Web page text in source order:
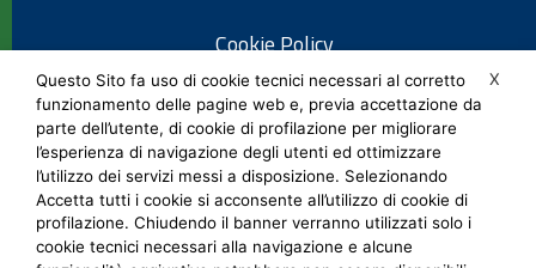
Cookie Policy
Informativa privacy
Note legali
X
Questo Sito fa uso di cookie tecnici necessari al corretto
funzionamento delle pagine web e, previa accettazione da
parte dell’utente, di cookie di profilazione per migliorare
l’esperienza di navigazione degli utenti ed ottimizzare
l’utilizzo dei servizi messi a disposizione. Selezionando
Accetta tutti i cookie si acconsente all’utilizzo di cookie di
profilazione. Chiudendo il banner verranno utilizzati solo i
cookie tecnici necessari alla navigazione e alcune